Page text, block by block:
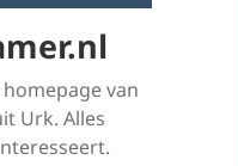
van
Urk. Alles